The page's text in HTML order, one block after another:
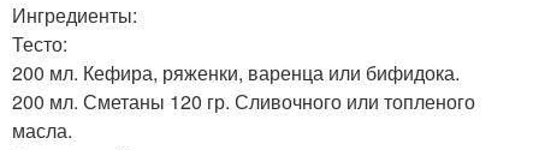
Ингредиенты:
Тесто:
200 мл. Кефира, ряженки, варенца или бифидока.
200 мл. Сметаны 120 гр. Сливочного или топленого
масла.